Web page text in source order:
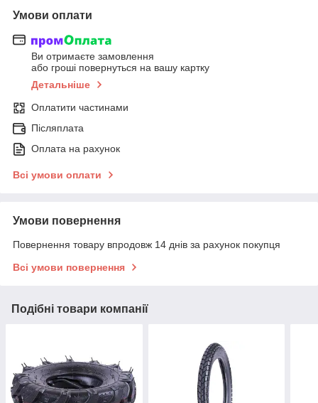
Умови оплати
Ви отримаєте замовлення
або гроші повернуться на вашу картку
Детальніше
Оплатити частинами
Післяплата
Оплата на рахунок
Всі умови оплати
Умови повернення
Повернення товару впродовж 14 днів за рахунок покупця
Всі умови повернення
Подібні товари компанії